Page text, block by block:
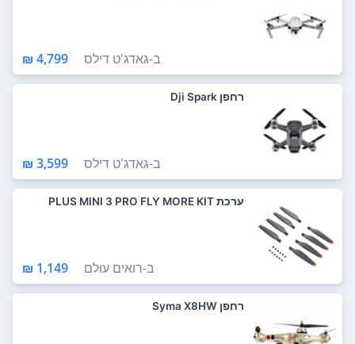
ב-גאדג'ט דילס 4,799 ₪
רחפן Dji Spark
ב-גאדג'ט דילס 3,599 ₪
ערכת PLUS MINI 3 PRO FLY MORE KIT
ב-רואים עולם 1,149 ₪
רחפן Syma X8HW